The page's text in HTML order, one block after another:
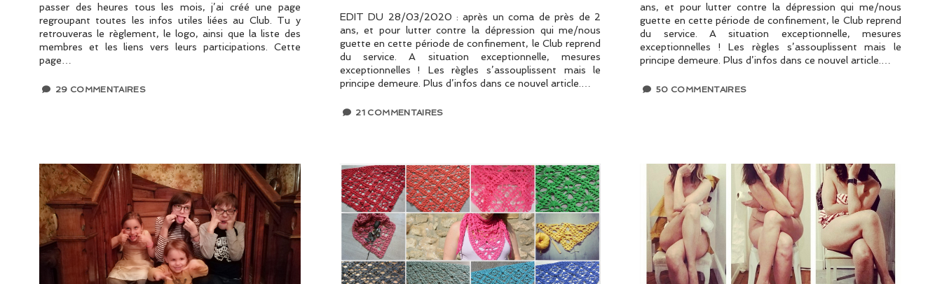
passer des heures tous les mois, j’ai créé une page
regroupant toutes les infos utiles liées au Club. Tu y
retrouveras le règlement, le logo, ainsi que la liste des
membres et les liens vers leurs participations. Cette
page…
29 COMMENTAIRES
EDIT DU 28/03/2020 : après un coma de près de 2
ans, et pour lutter contre la dépression qui me/nous
guette en cette période de confinement, le Club reprend
du service. A situation exceptionnelle, mesures
exceptionnelles ! Les règles s’assouplissent mais le
principe demeure. Plus d’infos dans ce nouvel article.…
21 COMMENTAIRES
ans, et pour lutter contre la dépression qui me/nous
guette en cette période de confinement, le Club reprend
du service. A situation exceptionnelle, mesures
exceptionnelles ! Les règles s’assouplissent mais le
principe demeure. Plus d’infos dans ce nouvel article.…
50 COMMENTAIRES